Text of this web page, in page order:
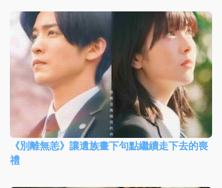
《別離無恙》讓遺族畫下句點繼續走下去的喪
禮